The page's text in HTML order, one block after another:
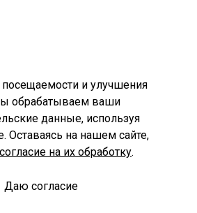
и улучшения
обрабатываем ваши
данные, используя
Оставаясь на нашем сайте,
согласие на их обработку.
Даю согласие